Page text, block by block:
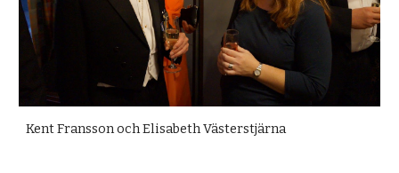
Kent Fransson och Elisabeth Västerstjärna